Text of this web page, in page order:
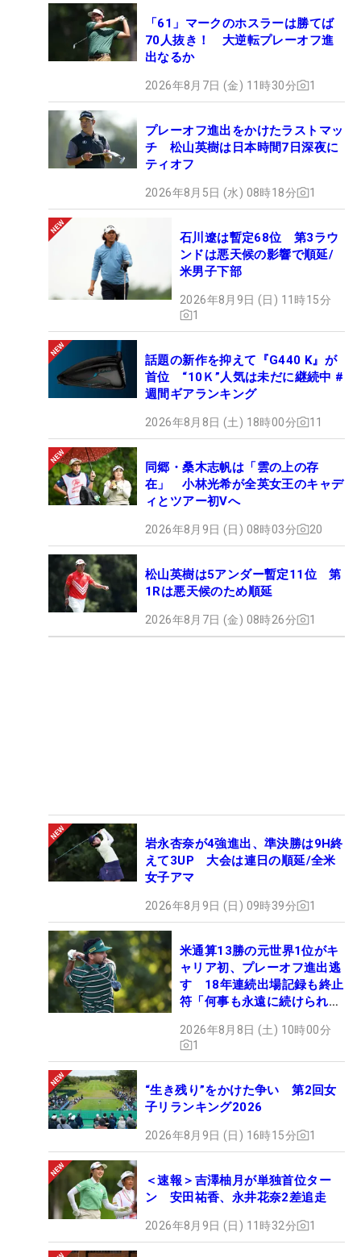
「61」マークのホスラーは勝てば
70人抜き！ 大逆転プレーオフ進
出なるか
2026年8月7日 (金) 11時30分 1
プレーオフ進出をかけたラストマッ
チ 松山英樹は日本時間7日深夜に
ティオフ
2026年8月5日 (水) 08時18分 1
石川遼は暫定68位 第3ラウ
ンドは悪天候の影響で順延/
米男子下部
2026年8月9日 (日) 11時15分
1
話題の新作を抑えて『G440 K』が
首位 “10Ｋ”人気は未だに継続中 #
週間ギアランキング
2026年8月8日 (土) 18時00分 11
同郷・桑木志帆は「雲の上の存
在」 小林光希が全英女王のキャデ
ィとツアー初Vへ
2026年8月9日 (日) 08時03分 20
松山英樹は5アンダー暫定11位 第
1Rは悪天候のため順延
2026年8月7日 (金) 08時26分 1
岩永杏奈が4強進出、準決勝は9H終
えて3UP 大会は連日の順延/全米
女子アマ
2026年8月9日 (日) 09時39分 1
米通算13勝の元世界1位がキ
ャリア初、プレーオフ進出逃
す 18年連続出場記録も終止
符「何事も永遠に続けられな
2026年8月8日 (土) 10時00分
1
“生き残り”をかけた争い 第2回女
子リランキング2026
2026年8月9日 (日) 16時15分 1
＜速報＞吉澤柚月が単独首位ター
ン 安田祐香、永井花奈2差追走
2026年8月9日 (日) 11時32分 1